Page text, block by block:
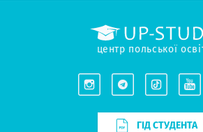
центр польської
ГІД СТУДЕНТА